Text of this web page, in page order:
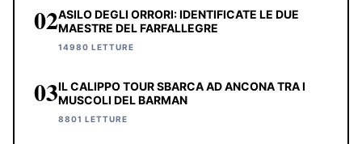
02ASILO DEGLI ORRORI: IDENTIFICATE LE DUE
MAESTRE DEL FARFALLEGRE
14980 LETTURE
03IL CALIPPO TOUR SBARCA AD ANCONA TRA I
MUSCOLI DEL BARMAN
8801 LETTURE